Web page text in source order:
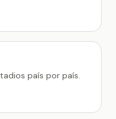
país por país.